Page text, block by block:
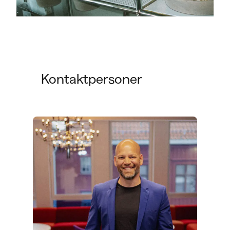
Modernisering gir bedre ytelse, lavere
Kan nye systemer integreres
med eksisterende løsninger?
Ja. Ved hjelp av ulike integrasjonsteknikker kan
data flyte sømløst mellom systemer og
redusere manuelt arbeid.
Kontaktpersoner